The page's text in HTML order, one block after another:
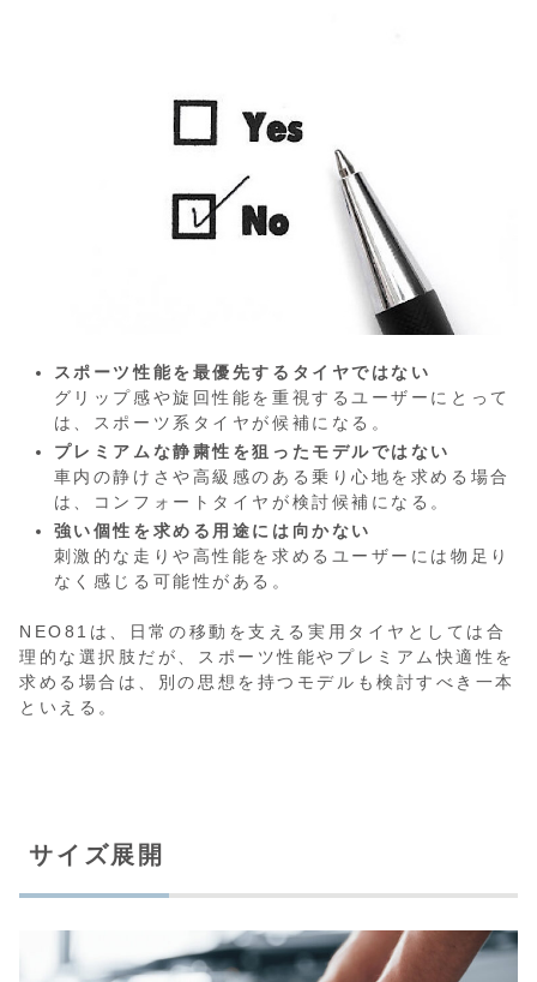
スポーツ性能を最優先するタイヤではない
グリップ感や旋回性能を重視するユーザーにとって
は、スポーツ系タイヤが候補になる。
プレミアムな静粛性を狙ったモデルではない
車内の静けさや高級感のある乗り心地を求める場合
は、コンフォートタイヤが検討候補になる。
強い個性を求める用途には向かない
刺激的な走りや高性能を求めるユーザーには物足り
なく感じる可能性がある。
NEO81は、日常の移動を支える実用タイヤとしては合
理的な選択肢だが、スポーツ性能やプレミアム快適性を
求める場合は、別の思想を持つモデルも検討すべき一本
といえる。
サイズ展開